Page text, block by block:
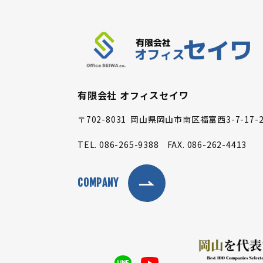
有限会社 オフィスセイワ
〒702-8031 岡山県岡山市南区福富西3-7-17-
TEL. 086-265-9388 FAX. 086-262-4413
COMPANY